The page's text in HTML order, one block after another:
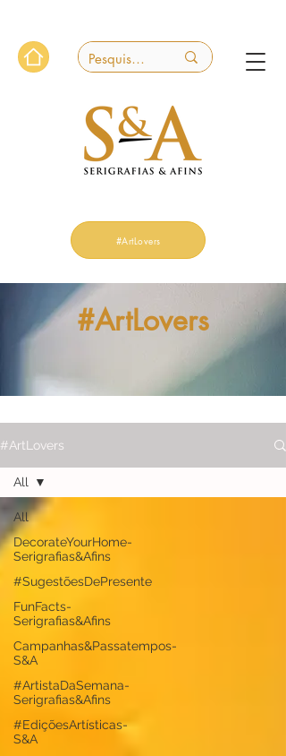
#ArtLovers
#ArtLovers
#ArtLovers
All
DecorateYourHome-
Serigrafias&Afins
#SugestõesDePresente
FunFacts-
Serigrafias&Afins
Campanhas&Passatempos-
S&A
#ArtistaDaSemana-
Serigrafias&Afins
#EdiçõesArtísticas-
S&A
All